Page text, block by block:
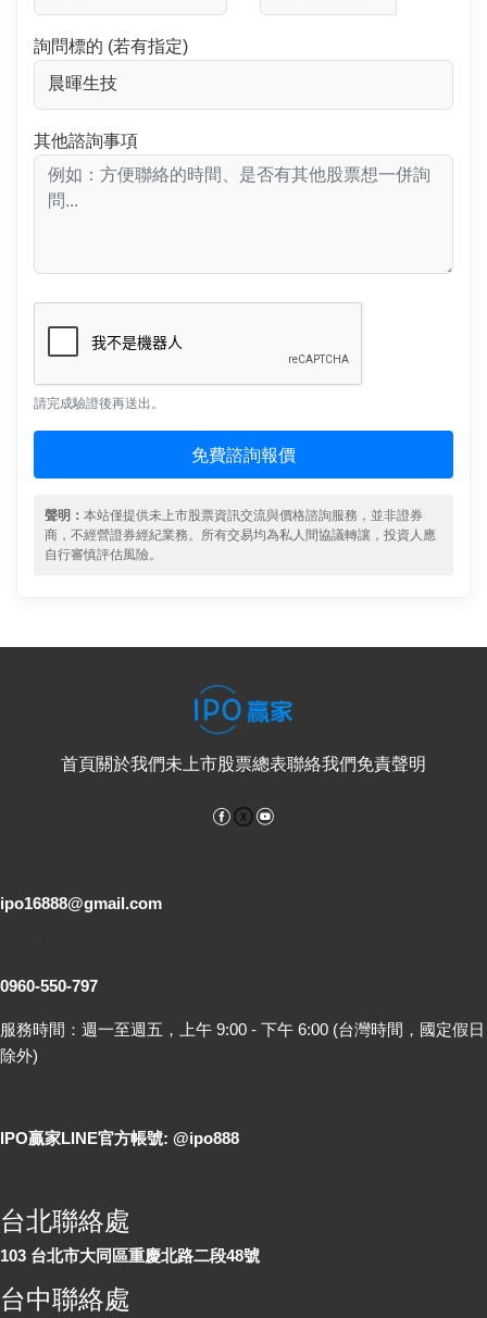
詢問標的 (若有指定)
其他諮詢事項
請完成驗證後再送出。
免費諮詢報價
聲明： 本站僅提供未上市股票資訊交流與價格諮詢服務，並非證券
商，不經營證券經紀業務。所有交易均為私人間協議轉讓，投資人應
自行審慎評估風險。
首頁關於我們未上市股票總表聯絡我們免責聲明
Facebook
ipo16888@gmail.com
0960-550-797
服務時間：週一至週五，上午 9:00 - 下午 6:00 (台灣時間，國定假日
除外)
IPO贏家LINE官方帳號: @ipo888
台北聯絡處
103 台北市大同區重慶北路二段48號
台中聯絡處